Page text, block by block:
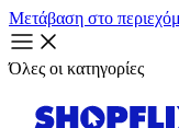
Μετάβαση στο
Όλες οι κατηγορίες